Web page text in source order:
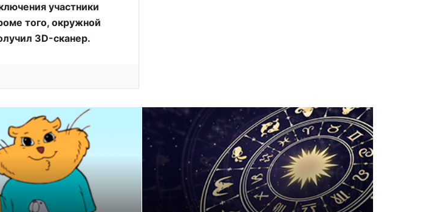
участники
того, окружной
3D-сканер.